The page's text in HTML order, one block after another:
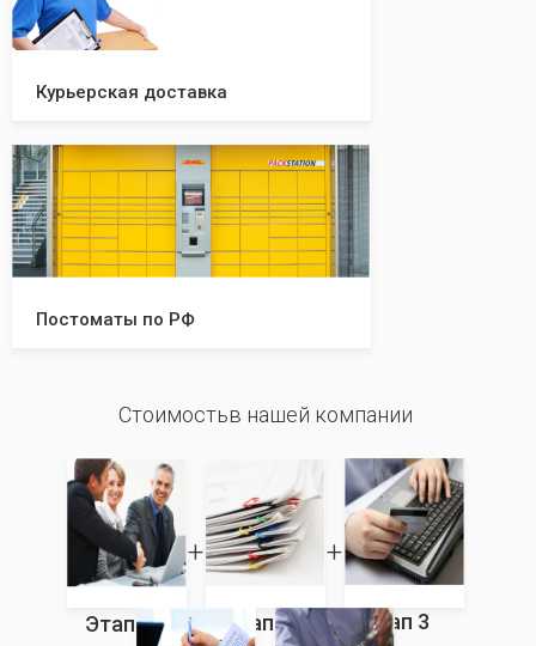
Курьерская доставка
Постоматы по РФ
Стоимостьв нашей компании
Этап 1 Этап 2 Этап 3